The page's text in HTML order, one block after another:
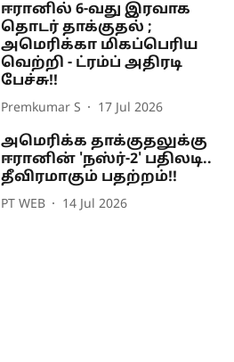
ஈரானில் 6-வது இரவாக
தொடர் தாக்குதல் ;
அமெரிக்கா மிகப்பெரிய
வெற்றி - ட்ரம்ப் அதிரடி
பேச்சு!!
Premkumar S 17 Jul 2026
அமெரிக்க தாக்குதலுக்கு
ஈரானின் 'நஸ்ர்-2' பதிலடி..
தீவிரமாகும் பதற்றம்!!
PT WEB 14 Jul 2026